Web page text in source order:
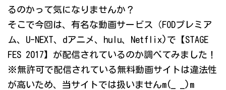
るのかって気になりませんか？
そこで今回は、有名な動画サービス（FODプレミア
ム、U-NEXT、dアニメ、hulu、Netflix)で【STAGE
FES 2017】が配信されているのか調べてみました！
※無許可で配信されている無料動画サイトは違法性
が高いため、当サイトでは扱いませんm(_ _)m